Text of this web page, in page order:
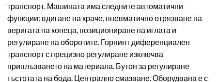
транспорт. Машината има следните автоматични
функции: вдигане на краче, пневматично отрязване на
веригата на конеца, позициониране на иглата и
регулиране на оборотите. Горният диференциален
транспорт с прецизно регулиране изключва
приплъзването на материала. Бутон за регулиране
гъстотата на бода. Централно смазване. Оборудвана е с